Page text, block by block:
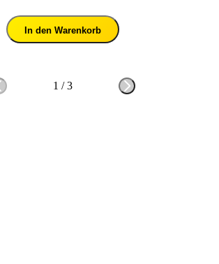
In den Warenkorb
1 /3